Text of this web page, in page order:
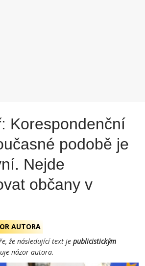
Korespondenční
podobě je
Nejde
občany v
AUTORA
že následující text je publicistickým
názor autora.